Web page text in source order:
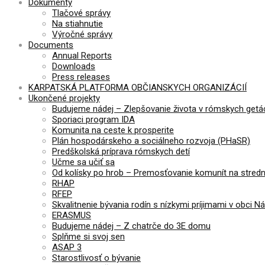
Tlačové správy
Na stiahnutie
Výročné správy
Documents
Annual Reports
Downloads
Press releases
KARPATSKÁ PLATFORMA OBČIANSKYCH ORGANIZÁCIÍ
Ukončené projekty
Budujeme nádej – Zlepšovanie života v rómskych
Sporiaci program IDA
Komunita na ceste k prosperite
Plán hospodárskeho a sociálneho rozvoja (PHaSR)
Predškolská príprava rómskych detí
Učme sa učiť sa
Od kolísky po hrob – Premosťovanie komunít na
RHAP
RFEP
Skvalitnenie bývania rodín s nízkymi príjimami v obci
ERASMUS
Budujeme nádej – Z chatrče do 3E domu
Splňme si svoj sen
ASAP 3
Starostlivosť o bývanie